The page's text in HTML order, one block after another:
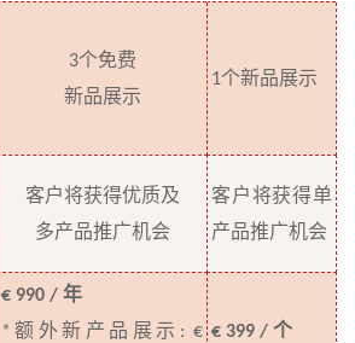
3个免费
新品展示
1个新品展示
客户将获得优质及
多产品推广机会
客户将获得单
产品推广机会
€ 990 / 年
* 额外新产品展示 : € € 399 / 个